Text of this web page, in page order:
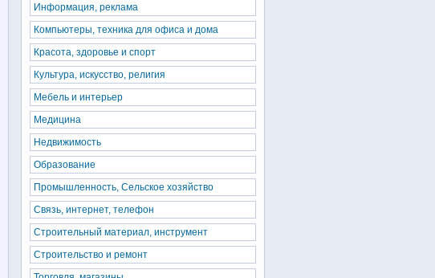
Информация, реклама
Компьютеры, техника для офиса и дома
Красота, здоровье и спорт
Культура, искусство, религия
Мебель и интерьер
Медицина
Недвижимость
Образование
Промышленность, Сельское хозяйство
Связь, интернет, телефон
Строительный материал, инструмент
Строительство и ремонт